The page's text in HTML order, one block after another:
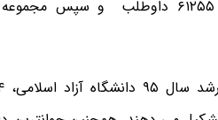
داوطلب در این آزمون در رشته حقوق با ۶۱۲۵۵